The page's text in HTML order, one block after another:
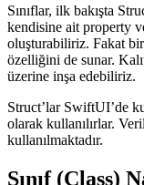
Sınıflar, ilk bakışta
kendisine ait property
oluşturabiliriz. Fakat bir
özelliğini de sunar.
üzerine inşa edebiliriz.
Struct’lar SwiftUI’de
olarak kullanılırlar.
kullanılmaktadır.
Sınıf (Class)